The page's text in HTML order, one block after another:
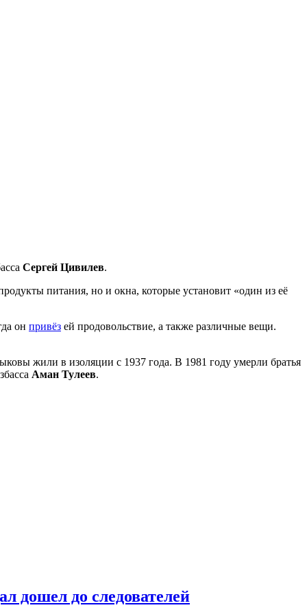
Сергей Цивилев.
питания, но и окна, которые установит «один из её
он привёз ей продовольствие, а также различные вещи.
жили в изоляции с 1937 года. В 1981 году умерли братья
Аман Тулеев.
дошел до следователей